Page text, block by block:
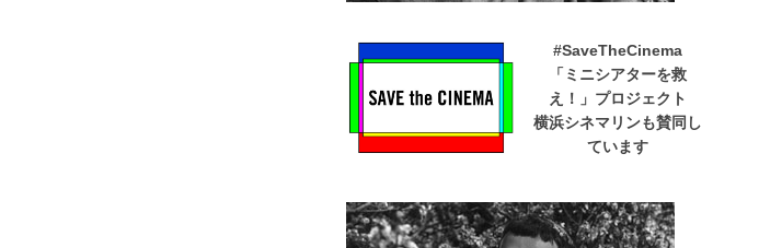
#SaveTheCinema
「ミニシアターを救
え！」プロジェクト
横浜シネマリンも賛同し
ています